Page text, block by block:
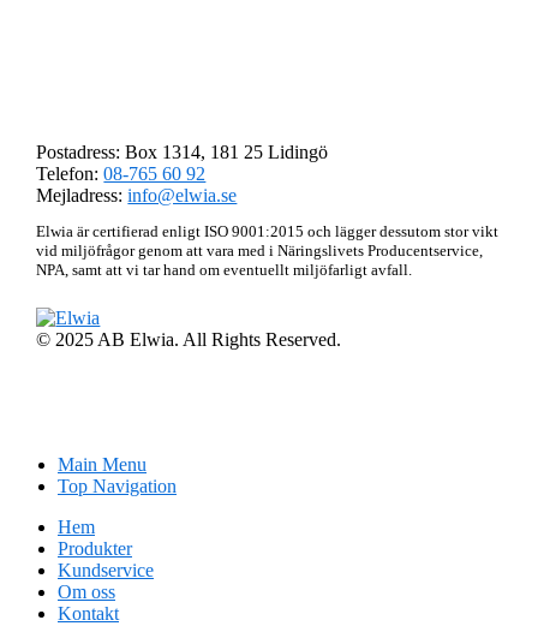
Postadress: Box 1314, 181 25 Lidingö
Telefon:08-765 60 92
Mejladress:info@elwia.se
Elwia är certifierad enligt ISO 9001:2015 och lägger dessutom stor vikt
vid miljöfrågor genom att vara med i Näringslivets Producentservice,
NPA, samt att vi tar hand om eventuellt miljöfarligt avfall.
© 2025 AB Elwia. All Rights Reserved.
Main Menu
Top Navigation
Hem
Produkter
Kundservice
Om oss
Kontakt